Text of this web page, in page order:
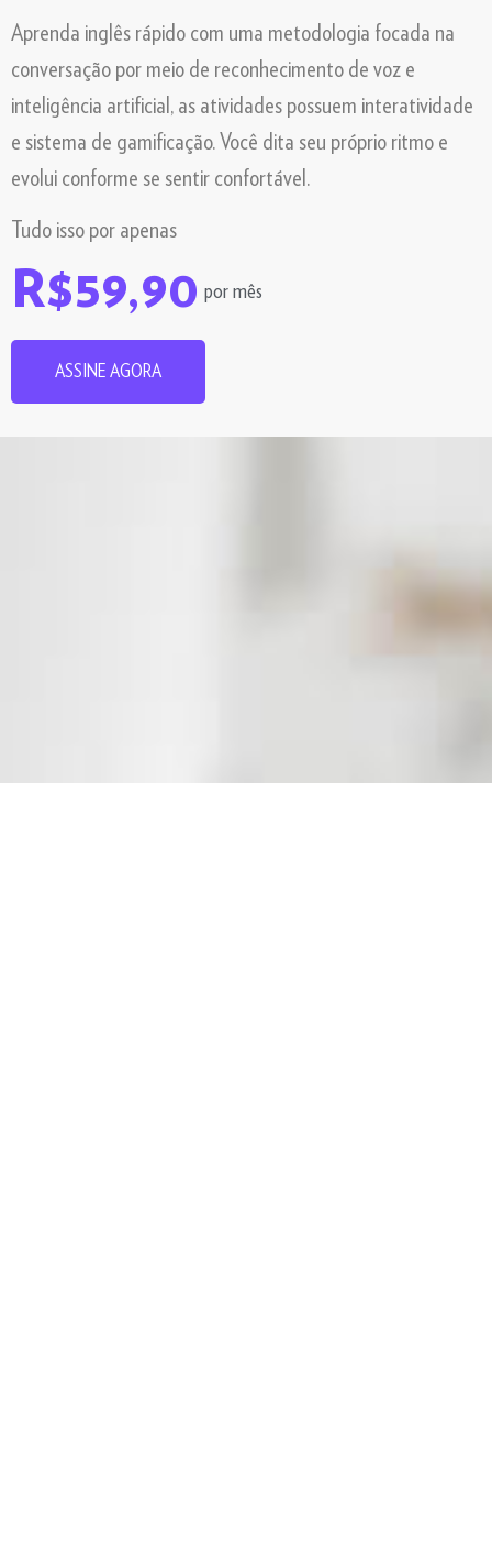
Aprenda inglês rápido com uma metodologia focada na
conversação por meio de reconhecimento de voz e
inteligência artificial, as atividades possuem interatividade
e sistema de gamificação. Você dita seu próprio ritmo e
evolui conforme se sentir confortável.
Tudo isso por apenas
R$59,90 por mês
ASSINE AGORA